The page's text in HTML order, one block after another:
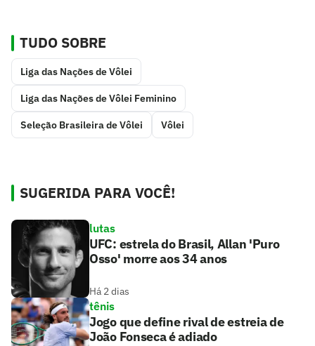
TUDO SOBRE
Liga das Nações de Vôlei
Liga das Nações de Vôlei Feminino
Seleção Brasileira de Vôlei Vôlei
SUGERIDA PARA VOCÊ!
lutas
UFC: estrela do Brasil, Allan 'Puro
Osso' morre aos 34 anos
Há 2 dias
tênis
Jogo que define rival de estreia de
João Fonseca é adiado